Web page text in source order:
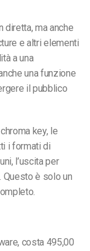
ma anche
e altri elementi
a una
una funzione
il pubblico
key, le
i formati di
l’uscita per
è solo un
costa 495,00